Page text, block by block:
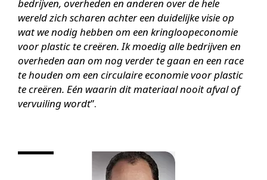
bedrijven, overheden en anderen over de hele
wereld zich scharen achter een duidelijke visie op
wat we nodig hebben om een kringloopeconomie
voor plastic te creëren. Ik moedig alle bedrijven en
overheden aan om nog verder te gaan en een race
te houden om een circulaire economie voor plastic
te creëren. Eén waarin dit materiaal nooit afval of
vervuiling wordt”.